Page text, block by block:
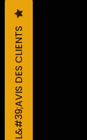
L&#39;AVIS DES CLIENTS